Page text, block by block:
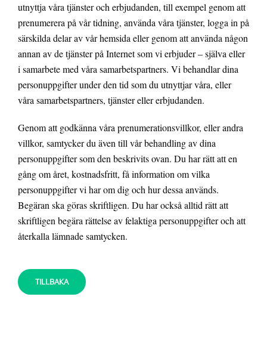
utnyttja våra tjänster och erbjudanden, till exempel genom att
prenumerera på vår tidning, använda våra tjänster, logga in på
särskilda delar av vår hemsida eller genom att använda någon
annan av de tjänster på Internet som vi erbjuder – själva eller
i samarbete med våra samarbetspartners. Vi behandlar dina
personuppgifter under den tid som du utnyttjar våra, eller
våra samarbetspartners, tjänster eller erbjudanden.
Genom att godkänna våra prenumerationsvillkor, eller andra
villkor, samtycker du även till vår behandling av dina
personuppgifter som den beskrivits ovan. Du har rätt att en
gång om året, kostnadsfritt, få information om vilka
personuppgifter vi har om dig och hur dessa används.
Begäran ska göras skriftligen. Du har också alltid rätt att
skriftligen begära rättelse av felaktiga personuppgifter och att
återkalla lämnade samtycken.
TILLBAKA